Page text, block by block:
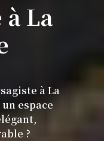
à La
à La
espace
?